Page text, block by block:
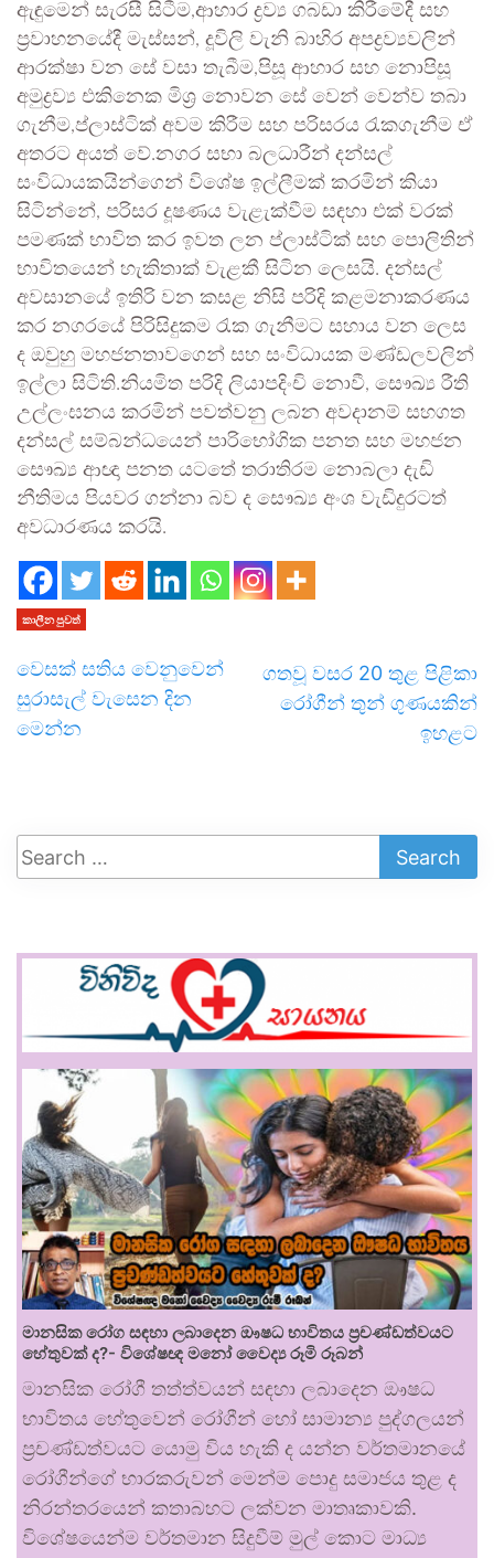
ඇඳුමෙන් සැරසී සිටීම,ආහාර ද්‍රව්‍ය ගබඩා කිරීමේදී සහ
ප්‍රවාහනයේදී මැස්සන්, දූවිලි වැනි බාහිර අපද්‍රව්‍යවලින්
ආරක්ෂා වන සේ වසා තැබීම,පිසූ ආහාර සහ නොපිසූ
අමුද්‍රව්‍ය එකිනෙක මිශ්‍ර නොවන සේ වෙන් වෙන්ව තබා
ගැනීම,ප්ලාස්ටික් අවම කිරීම සහ පරිසරය රැකගැනීම ඒ
අතරට අයත් වේ.නගර සභා බලධාරීන් දන්සල්
සංවිධායකයින්ගෙන් විශේෂ ඉල්ලීමක් කරමින් කියා
සිටින්නේ, පරිසර දූෂණය වැළැක්වීම සඳහා එක් වරක්
පමණක් භාවිත කර ඉවත ලන ප්ලාස්ටික් සහ පොලිතින්
භාවිතයෙන් හැකිතාක් වැළකී සිටින ලෙසයි. දන්සල්
අවසානයේ ඉතිරි වන කසළ නිසි පරිදි කළමනාකරණය
කර නගරයේ පිරිසිදුකම රැක ගැනීමට සහාය වන ලෙස
ද ඔවුහු මහජනතාවගෙන් සහ සංවිධායක මණ්ඩලවලින්
ඉල්ලා සිටිති.නියමිත පරිදි ලියාපදිංචි නොවී, සෞඛ්‍ය රීති
උල්ලංඝනය කරමින් පවත්වනු ලබන අවදානම් සහගත
දන්සල් සම්බන්ධයෙන් පාරිභෝගික පනත සහ මහජන
සෞඛ්‍ය ආඥා පනත යටතේ තරාතිරම නොබලා දැඩි
නීතිමය පියවර ගන්නා බව ද සෞඛ්‍ය අංශ වැඩිදුරටත්
අවධාරණය කරයි.
කාලීන පුවත්
වෙසක් සතිය වෙනුවෙන්
සුරාසැල් වැසෙන දින
මෙන්න
ගතවූ වසර 20 තුළ පිළිකා
රෝගීන් තුන් ගුණයකින්
ඉහළට
මානසික රෝග සඳහා ලබාදෙන ඖෂධ භාවිතය ප්‍රචණ්ඩත්වයට
හේතුවක් ද?- විශේෂඥ මනෝ වෛද්‍ය රූමි රූබන්
මානසික රෝගී තත්ත්වයන් සඳහා ලබාදෙන ඖෂධ
භාවිතය හේතුවෙන් රෝගීන් හෝ සාමාන්‍ය පුද්ගලයන්
ප්‍රචණ්ඩත්වයට යොමු විය හැකි ද යන්න වර්තමානයේ
රෝගීන්ගේ භාරකරුවන් මෙන්ම පොදු සමාජය තුළ ද
නිරන්තරයෙන් කතාබහට ලක්වන මාතෘකාවකි.
විශේෂයෙන්ම වර්තමාන සිදුවීම් මුල් කොට මාධ්‍ය